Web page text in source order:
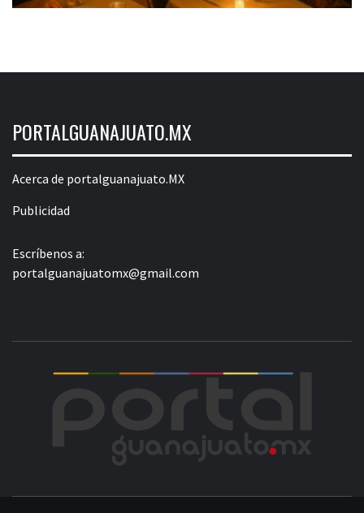
PORTALGUANAJUATO.MX
Acerca de portalguanajuato.MX
Publicidad
Escríbenos a:
portalguanajuatomx@gmail.com